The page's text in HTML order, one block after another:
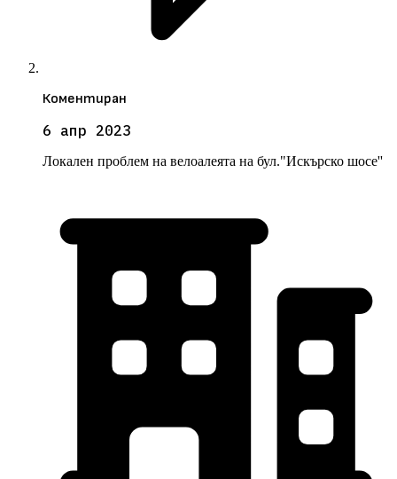
Коментиран
6 апр 2023
Локален проблем на велоалеята на бул."Искърско шосе''